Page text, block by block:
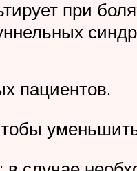
при
пациентов.